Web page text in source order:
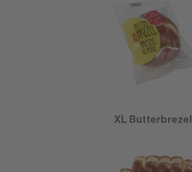
XL Butterbrezel